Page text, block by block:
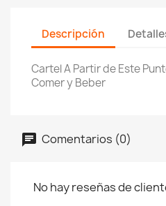
Descripción
Cartel A Partir de Este
Comer y Beber
Comentarios (0)
No hay reseñas de